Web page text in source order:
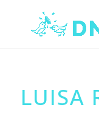
LUISA